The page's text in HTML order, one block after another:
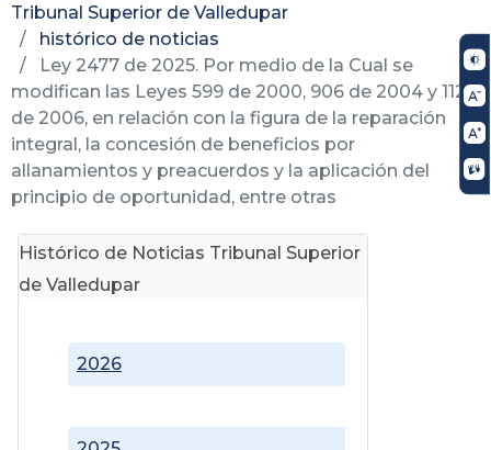
Tribunal Superior de Valledupar
histórico de noticias
Ley 2477 de 2025. Por medio de la Cual se
modifican las Leyes 599 de 2000, 906 de 2004 y 1121
de 2006, en relación con la figura de la reparación
integral, la concesión de beneficios por
allanamientos y preacuerdos y la aplicación del
principio de oportunidad, entre otras
Histórico de Noticias Tribunal Superior
de Valledupar
2026